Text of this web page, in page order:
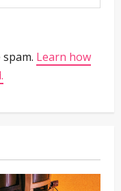
Learn how